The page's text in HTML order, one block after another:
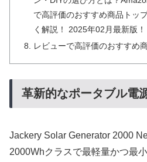
で高評価のおすすめ商品トッ
く解説！ 2025年02月最新版！
レビューで高評価のおすすめ
革新的なポータブル電
Jackery Solar Generator 2000
2000Whクラスで最軽量かつ最